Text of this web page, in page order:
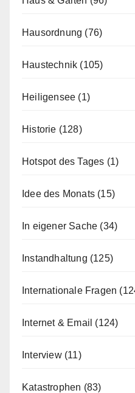
Hausordnung (76)
Haustechnik (105)
Heiligensee (1)
Historie (128)
Hotspot des Tages (1)
Idee des Monats (15)
In eigener Sache (34)
Instandhaltung (125)
Internationale Fragen
Internet & Email (124)
Interview(11)
Katastrophen (83)